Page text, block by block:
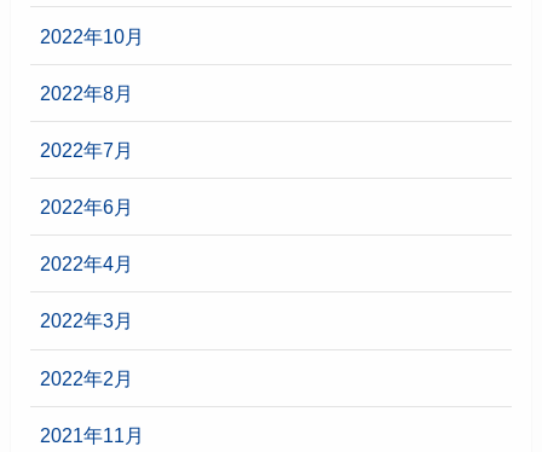
2022年10月
2022年8月
2022年7月
2022年6月
2022年4月
2022年3月
2022年2月
2021年11月